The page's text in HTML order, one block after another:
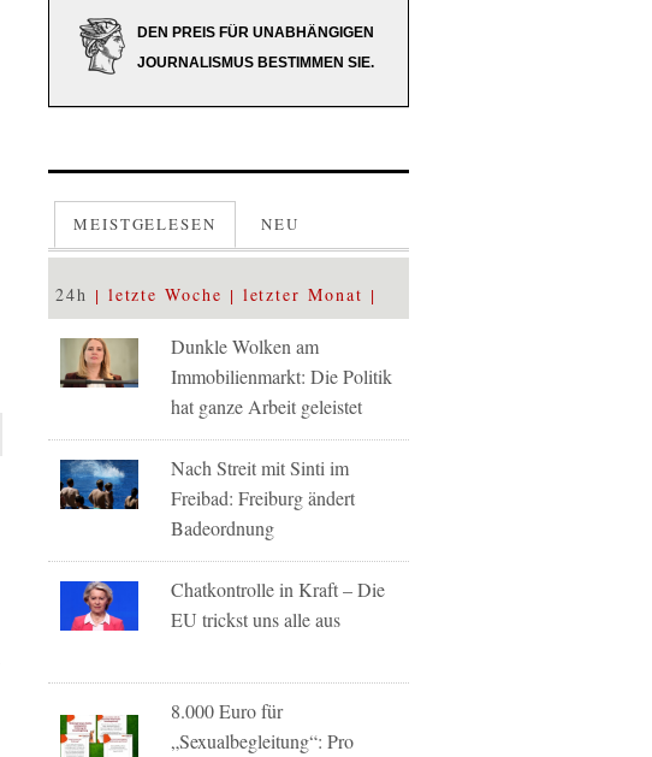
DEN PREIS FÜR UNABHÄNGIGEN
JOURNALISMUS BESTIMMEN SIE.
MEISTGELESEN NEU
24h letzte Woche letzter Monat
Dunkle Wolken am
Immobilienmarkt: Die Politik
hat ganze Arbeit geleistet
Nach Streit mit Sinti im
Freibad: Freiburg ändert
Badeordnung
Chatkontrolle in Kraft – Die
EU trickst uns alle aus
8.000 Euro für
„Sexualbegleitung“: Pro